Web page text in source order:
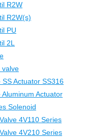
R2W
R2W(s)
PU
2L
valve
SS Actuator SS316
Aluminum Actuator
Solenoid
4V110 Series
4V210 Series